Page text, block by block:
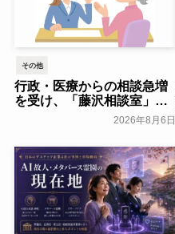
その他
行政・医療からの相談急増
を受け、「藤沢相談室」を
開設～アドバンスライフプ
2026年8月6日